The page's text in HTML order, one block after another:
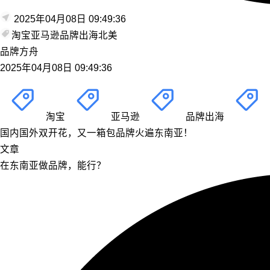
2025年04月08日 09:49:36
淘宝亚马逊品牌出海北美
品牌方舟
2025年04月08日 09:49:36
淘宝 亚马逊 品牌出海
国内国外双开花，又一箱包品牌火遍东南亚！
文章
在东南亚做品牌，能行？